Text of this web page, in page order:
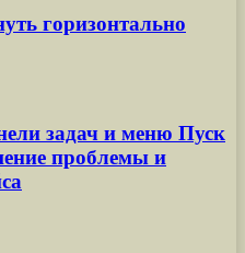
горизонтально
задач и меню Пуск
проблемы и